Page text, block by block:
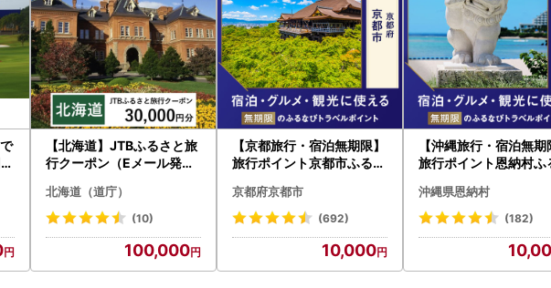
【北海道】JTBふるさと旅
行クーポン（Eメール発行
ベル 宿泊 人気 おすすめ JT
BW030T
北海道（道庁）
(10)
100,000
【京都旅行・宿泊無期限】
旅行ポイント京都市ふるな
京都府京都市
(692)
10,000
【沖縄旅行・宿泊無期
旅行ポイント恩納村ふ
沖縄県恩納村
(182)